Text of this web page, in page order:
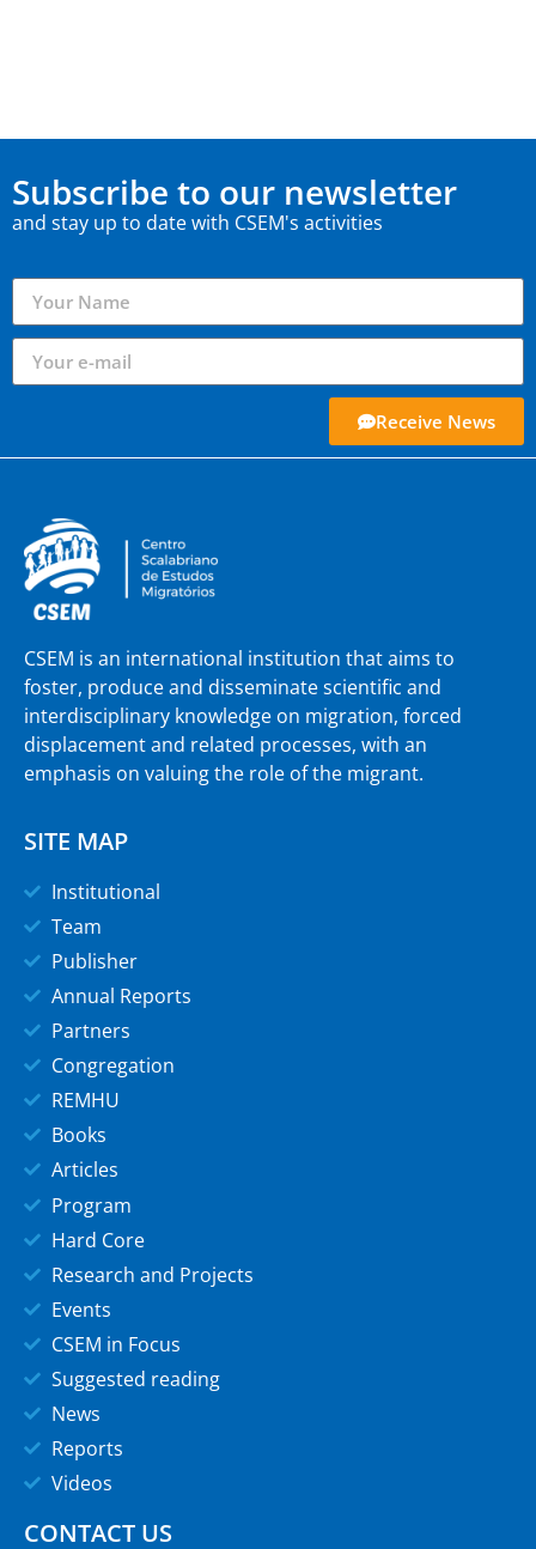
Subscribe to our newsletter
and stay up to date with CSEM's activities
Receive News
CSEM is an international institution that aims to
foster, produce and disseminate scientific and
interdisciplinary knowledge on migration, forced
displacement and related processes, with an
emphasis on valuing the role of the migrant.
SITE MAP
Institutional
Team
Publisher
Annual Reports
Partners
Congregation
REMHU
Books
Articles
Program
Hard Core
Research and Projects
Events
CSEM in Focus
Suggested reading
News
Reports
Videos
CONTACT US